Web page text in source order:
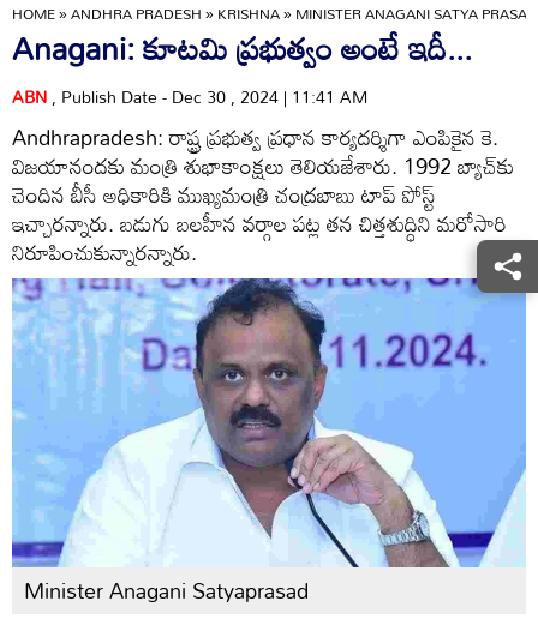
HOME»ANDHRA PRADESH»KRISHNA»MINISTER ANAGANI SATYA
Anagani: కూటమి ప్రభుత్వం అంటే ఇదీ...
ABN, Publish Date - Dec 30 , 2024 | 11:41 AM
Andhrapradesh: రాష్ట్ర ప్రభుత్వ ప్రధాన కార్యదర్శిగా ఎంపికైన కె.
విజయానందకు మంత్రి శుభాకాంక్షలు తెలియజేశారు. 1992 బ్యాచ్‌కు
చెందిన బీసీ అధికారికి ముఖ్యమంత్రి చంద్రబాబు టాప్ పోస్ట్
ఇచ్చారన్నారు. బడుగు బలహీన వర్గాల పట్ల తన చిత్తశుద్ధిని మరోసారి
నిరూపించుకున్నారన్నారు.
Minister Anagani Satyaprasad